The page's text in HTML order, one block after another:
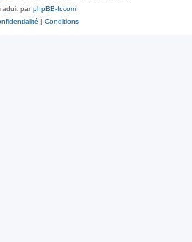
parphpBB-fr.com
| Conditions